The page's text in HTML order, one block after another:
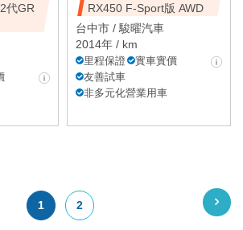
代GR
RX450 F-Sport版 AWD
台中市 / 駿曜汽車
2014年 / km
里程保證
實車實價
友善試車
非多元化營業用車
1 2